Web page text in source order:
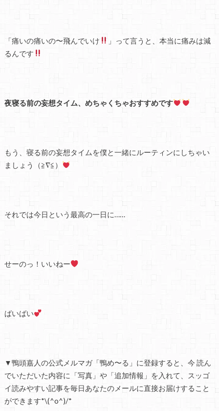
「痛いの痛いの〜飛んでいけ
」って言うと、本当に痛みは減
るんです
夜寝る前の妄想タイム、めちゃくちゃおすすめです
もう、寝る前の妄想タイム を僕と一緒にルーティンにしちゃい
ましょう（≧∇≦）
それでは今日という最高の一日に……
せーのっ！いいねー
ばいばい
▼鴨頭嘉人の公式メルマガ「鴨め〜る」に登録すると、今 読ん
でいただいた内容に「写真」や「追加情報」を入れて、スッゴ
イ読みやすい記事を毎日あなたのメールに直接お届けすること
ができます*\(^o^)/*